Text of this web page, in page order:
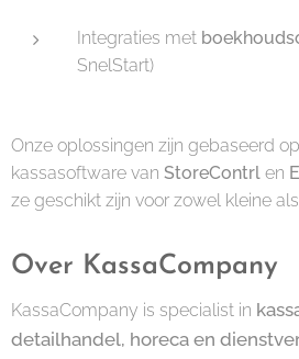
Integraties met
SnelStart)
Onze oplossingen zijn gebaseerd
kassasoftware van StoreContrl en
ze geschikt zijn voor zowel kleine
Over KassaCompany
KassaCompany is specialist in
detailhandel, horeca en